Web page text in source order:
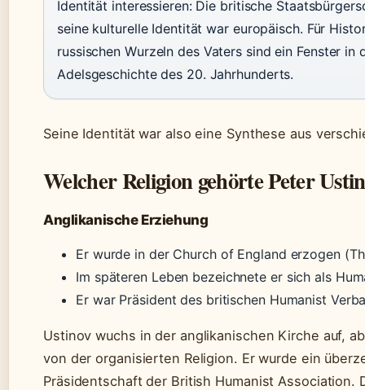
Identität interessieren: Die britische
seine kulturelle Identität war europäisch. Für
russischen Wurzeln des Vaters sind ein Fenster
Adelsgeschichte des 20. Jahrhunderts.
Seine Identität war also eine Synthese aus
Welcher Religion gehörte Peter
Anglikanische Erziehung
Er wurde in der Church of England erzogen
Im späteren Leben bezeichnete er sich als
Er war Präsident des britischen Humanist
Ustinov wuchs in der anglikanischen Kirche auf,
von der organisierten Religion. Er wurde ein
Präsidentschaft der British Humanist Association.